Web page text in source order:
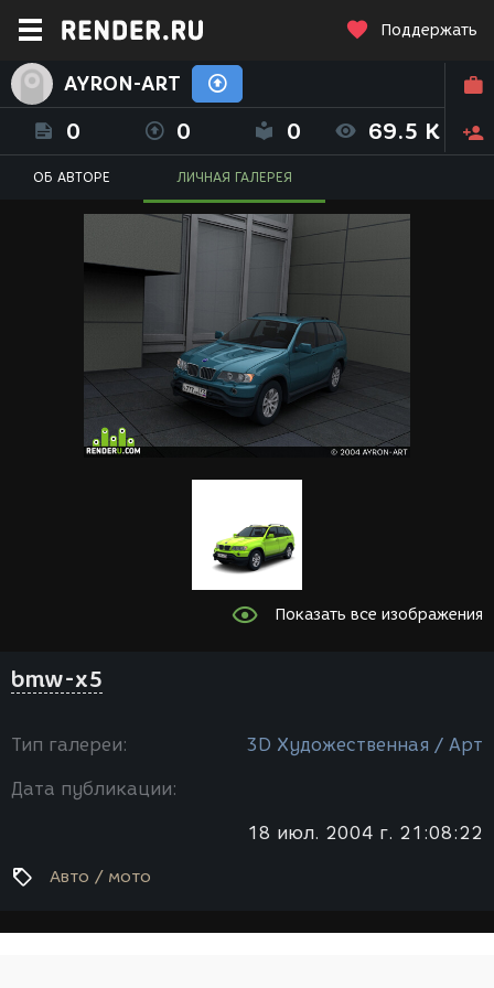
Поддержать
AYRON-ART
0 0 0 69.5 K
ОБ АВТОРЕ ЛИЧНАЯ ГАЛЕРЕЯ
Показать все изображения
bmw-x5
Тип галереи: 3D Художественная / Арт
Дата публикации:
18 июл. 2004 г. 21:08:22
Авто / мото